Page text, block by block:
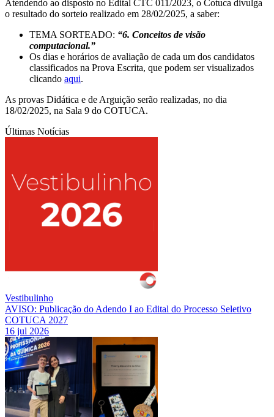
Atendendo ao disposto no Edital CTC 011/2023, o Cotuca divulga
o resultado do sorteio realizado em 28/02/2025, a saber:
TEMA SORTEADO: “6. Conceitos de visão
computacional.”
Os dias e horários de avaliação de cada um dos candidatos
classificados na Prova Escrita, que podem ser visualizados
clicando aqui.
As provas Didática e de Arguição serão realizadas, no dia
18/02/2025, na Sala 9 do COTUCA.
Últimas Notícias
Vestibulinho
AVISO: Publicação do Adendo I ao Edital do Processo Seletivo
COTUCA 2027
16 jul 2026